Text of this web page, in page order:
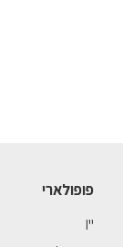
פופולארי
יין